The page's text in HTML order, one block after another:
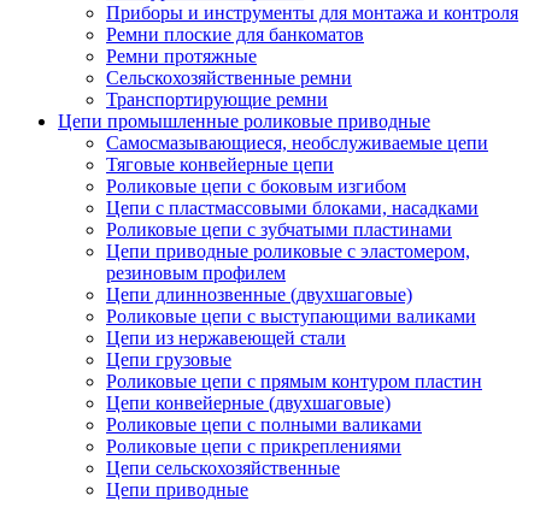
Приборы и инструменты для монтажа и контроля
Ремни плоские для банкоматов
Ремни протяжные
Сельскохозяйственные ремни
Транспортирующие ремни
Цепи промышленные роликовые приводные
Самосмазывающиеся, необслуживаемые цепи
Тяговые конвейерные цепи
Роликовые цепи с боковым изгибом
Цепи с пластмассовыми блоками, насадками
Роликовые цепи с зубчатыми пластинами
Цепи приводные роликовые с эластомером,
резиновым профилем
Цепи длиннозвенные (двухшаговые)
Роликовые цепи с выступающими валиками
Цепи из нержавеющей стали
Цепи грузовые
Роликовые цепи с прямым контуром пластин
Цепи конвейерные (двухшаговые)
Роликовые цепи с полными валиками
Роликовые цепи с прикреплениями
Цепи сельскохозяйственные
Цепи приводные